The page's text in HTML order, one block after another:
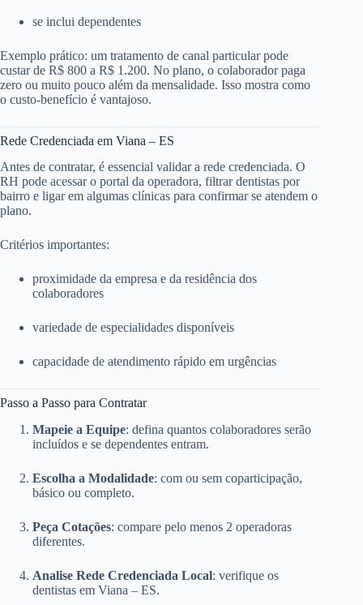
se inclui dependentes
Exemplo prático: um tratamento de canal particular pode
custar de R$ 800 a R$ 1.200. No plano, o colaborador paga
zero ou muito pouco além da mensalidade. Isso mostra como
o custo-benefício é vantajoso.
Rede Credenciada em Viana – ES
Antes de contratar, é essencial validar a rede credenciada. O
RH pode acessar o portal da operadora, filtrar dentistas por
bairro e ligar em algumas clínicas para confirmar se atendem o
plano.
Critérios importantes:
proximidade da empresa e da residência dos
colaboradores
variedade de especialidades disponíveis
capacidade de atendimento rápido em urgências
Passo a Passo para Contratar
Mapeie a Equipe: defina quantos colaboradores serão
incluídos e se dependentes entram.
Escolha a Modalidade: com ou sem coparticipação,
básico ou completo.
Peça Cotações: compare pelo menos 2 operadoras
diferentes.
Analise Rede Credenciada Local: verifique os
dentistas em Viana – ES.